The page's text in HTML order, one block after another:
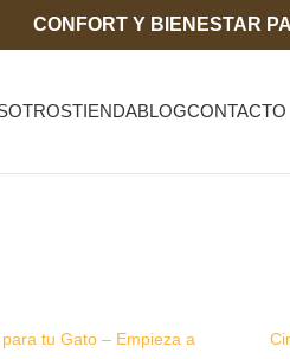
CONFORT Y BIENESTAR
TIENDABLOGCONTACTO
tu Gato – Empieza a